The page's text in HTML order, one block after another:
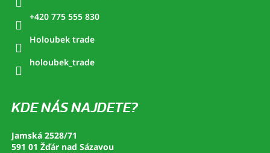
+420 775 555 830
Holoubek trade
holoubek_trade
KDE NÁS NAJDETE?
Jamská 2528/71
591 01 Žďár nad Sázavou